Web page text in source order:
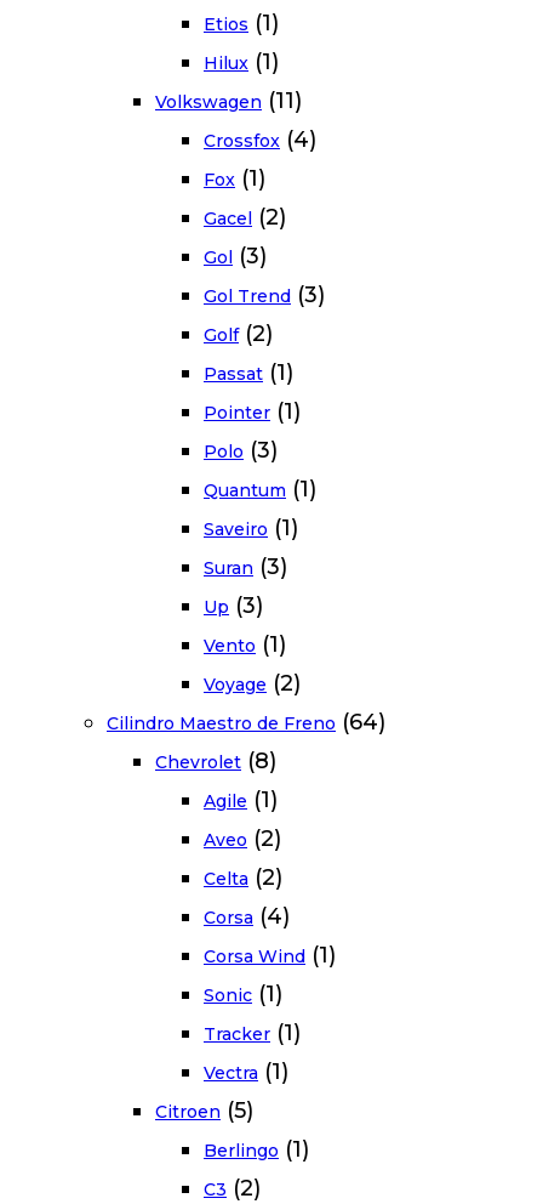
Etios (1)
Hilux (1)
Volkswagen (11)
Crossfox (4)
Fox (1)
Gacel (2)
Gol (3)
Gol Trend (3)
Golf (2)
Passat (1)
Pointer (1)
Polo (3)
Quantum (1)
Saveiro (1)
Suran (3)
Up (3)
Vento (1)
Voyage (2)
Cilindro Maestro de Freno (64)
Chevrolet (8)
Agile (1)
Aveo (2)
Celta (2)
Corsa (4)
Corsa Wind (1)
Sonic (1)
Tracker (1)
Vectra (1)
Citroen (5)
Berlingo (1)
C3 (2)